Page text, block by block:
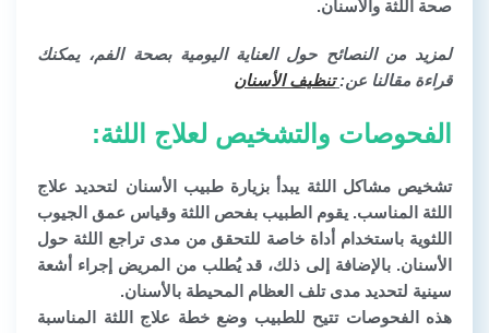
صحة اللثة والأسنان.
لمزيد من النصائح حول العناية اليومية بصحة الفم، يمكنك
قراءة مقالنا عن: تنظيف الأسنان
الفحوصات والتشخيص لعلاج اللثة:
تشخيص مشاكل اللثة يبدأ بزيارة طبيب الأسنان لتحديد علاج
اللثة المناسب. يقوم الطبيب بفحص اللثة وقياس عمق الجيوب
اللثوية باستخدام أداة خاصة للتحقق من مدى تراجع اللثة حول
الأسنان. بالإضافة إلى ذلك، قد يُطلب من المريض إجراء أشعة
سينية لتحديد مدى تلف العظام المحيطة بالأسنان.
هذه الفحوصات تتيح للطبيب وضع خطة علاج اللثة المناسبة